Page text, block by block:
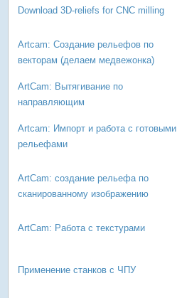
Download 3D-reliefs for CNC milling
Artcam: Создание рельефов по
векторам (делаем медвежонка)
ArtCam: Вытягивание по
направляющим
Artcam: Импорт и работа с готовыми
рельефами
ArtCam: создание рельефа по
сканированному изображению
ArtCam: Работа с текстурами
Применение станков с ЧПУ